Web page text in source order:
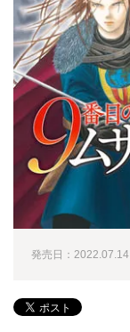
発売日：2022.07.14